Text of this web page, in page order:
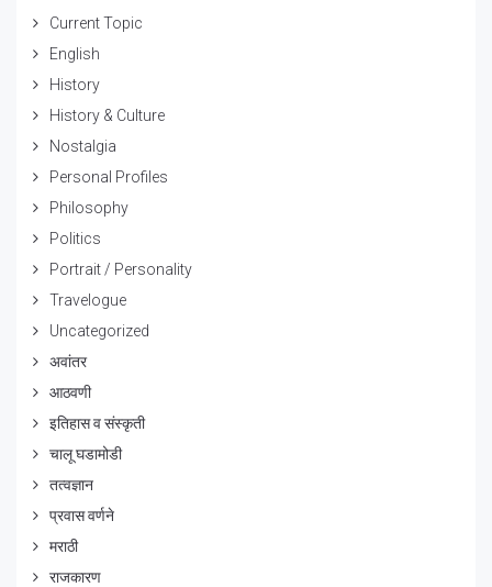
Current Topic
English
History
History & Culture
Nostalgia
Personal Profiles
Philosophy
Politics
Portrait / Personality
Travelogue
Uncategorized
अवांतर
आठवणी
इतिहास व संस्कृती
चालू घडामोडी
तत्वज्ञान
प्रवास वर्णने
मराठी
राजकारण